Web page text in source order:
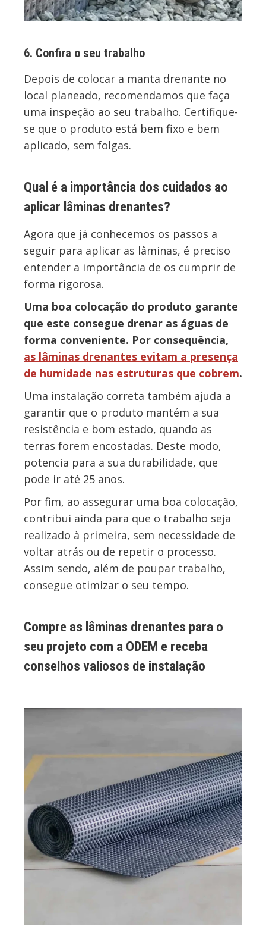
6. Confira o seu trabalho
Depois de colocar a manta drenante no
local planeado, recomendamos que faça
uma inspeção ao seu trabalho. Certifique-
se que o produto está bem fixo e bem
aplicado, sem folgas.
Qual é a importância dos cuidados ao
aplicar lâminas drenantes?
Agora que já conhecemos os passos a
seguir para aplicar as lâminas, é preciso
entender a importância de os cumprir de
forma rigorosa.
Uma boa colocação do produto garante
que este consegue drenar as águas de
forma conveniente. Por consequência,
as lâminas drenantes evitam a presença
de humidade nas estruturas que cobrem.
Uma instalação correta também ajuda a
garantir que o produto mantém a sua
resistência e bom estado, quando as
terras forem encostadas. Deste modo,
potencia para a sua durabilidade, que
pode ir até 25 anos.
Por fim, ao assegurar uma boa colocação,
contribui ainda para que o trabalho seja
realizado à primeira, sem necessidade de
voltar atrás ou de repetir o processo.
Assim sendo, além de poupar trabalho,
consegue otimizar o seu tempo.
Compre as lâminas drenantes para o
seu projeto com a ODEM e receba
conselhos valiosos de instalação